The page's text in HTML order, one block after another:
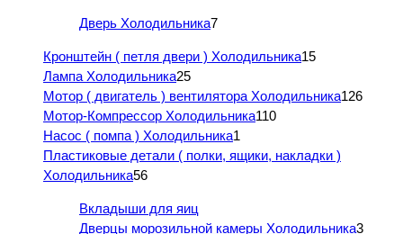
Дверь Холодильника7
Кронштейн ( петля двери ) Холодильника15
Лампа Холодильника25
Мотор ( двигатель ) вентилятора Холодильника126
Мотор-Компрессор Холодильника110
Насос ( помпа ) Холодильника1
Пластиковые детали ( полки, ящики, накладки )
Холодильника56
Вкладыши для яиц
Дверцы морозильной камеры Холодильника3